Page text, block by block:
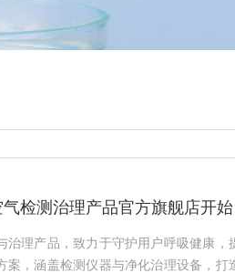
检测治理产品官方旗舰店开始
治理产品，致力于守护用户呼吸健康，
案，涵盖检测仪器与净化治理设备，打